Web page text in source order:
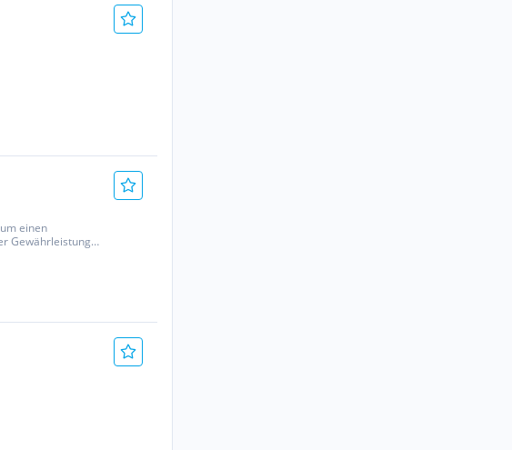
einen
Gewährleistung!